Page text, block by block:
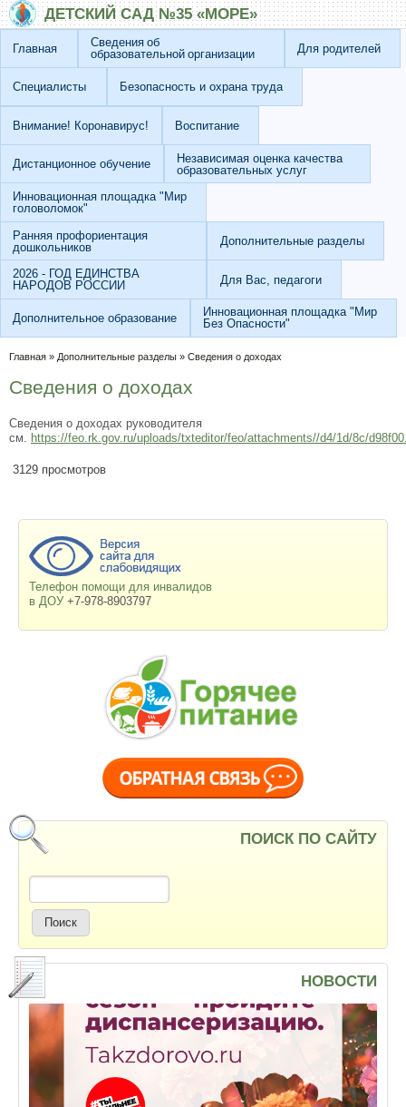
Перейти к основному содержанию
Skip to searchДЕТСКИЙ САД №35 «МОРЕ»
Главная
Сведения об
образовательной организации
Для родителей
Специалисты Безопасность и охрана труда
Внимание! Коронавирус! Воспитание
Дистанционное обучение
Независимая оценка качества
образовательных услуг
Инновационная площадка "Мир
головоломок"
Ранняя профориентация
дошкольников
Дополнительные разделы
2026 - ГОД ЕДИНСТВА
НАРОДОВ РОССИИ
Для Вас, педагоги
Дополнительное образование
Инновационная площадка "Мир
Без Опасности"
Вы здесь
Главная » Дополнительные разделы » Сведения о доходах
Сведения о доходах
Сведения о доходах руководителя
см. https://feo.rk.gov.ru/uploads/txteditor/feo/attachments//d4/1d/8c/
3129 просмотров
Телефон помощи для инвалидов
в ДОУ +7-978-8903797
ПОИСК ПО САЙТУ
Поиск
НОВОСТИ